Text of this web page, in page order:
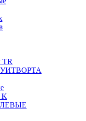
TR
УИТВОРТА
K
ЛЕВЫЕ